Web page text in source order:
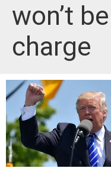
won’t
charge